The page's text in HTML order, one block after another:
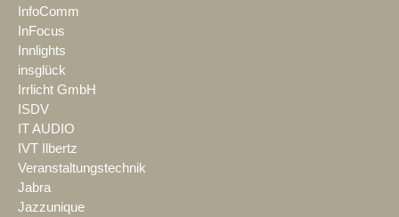
InfoComm
InFocus
Innlights
insglück
Irrlicht GmbH
ISDV
IT AUDIO
IVT Ilbertz
Veranstaltungstechnik
Jabra
Jazzunique